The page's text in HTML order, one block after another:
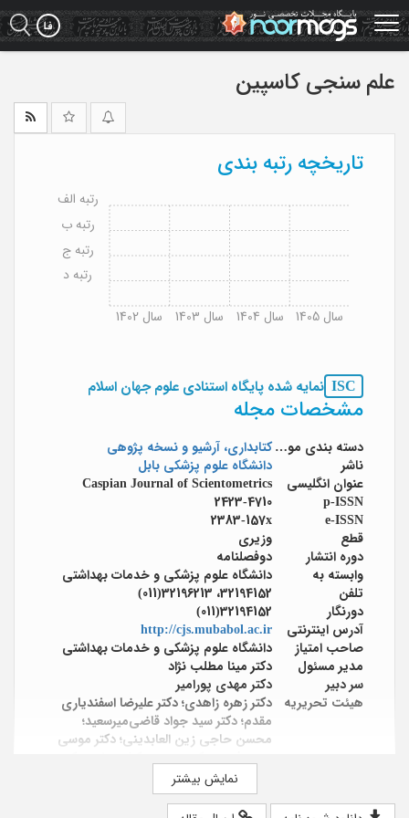
Skip
to
main
علم سنجی کاسپین
تاریخچه رتبه بندی
سال 1402 سال 1403 سال 1404 سال 1405
رتبه د
رتبه ج
رتبه ب
رتبه الف
ISC نمایه شده پایگاه استنادی علوم جهان اسلام
مشخصات مجله
دسته بندی موضوعیكتابداری، آرشیو و نسخه پژوهی
ناشر
دانشگاه علوم پزشکی بابل
عنوان انگلیسی
Caspian Journal of Scientometrics
p-ISSN
2423-4710
e-ISSN
2383-157x
قطع
وزیری
دوره انتشار
دوفصلنامه
وابسته به
دانشگاه علوم پزشکی و خدمات بهداشتی
تلفن
32194152، 32196213(011)
دورنگار
32194152(011)
آدرس اینترنتی
http://cjs.mubabol.ac.ir
صاحب امتیاز
دانشگاه علوم پزشکی و خدمات بهداشتی
مدیر مسئول
دکتر مینا مطلب نژاد
سر دبیر
دکتر مهدی پورامیر
هیئت تحریریه
دکتر زهره زاهدی؛ دکتر علیرضا اسفندیاری
مقدم؛ دکتر سید جواد قاضی‌میرسعید؛
محسن حاجی زین العابدینی؛ دکتر موسی
مهدی پورامیر؛ دکتر آرام تیرگر؛ دکتر مصطفی
جوانیان؛ دکتر محمدعلی جهانی تیجی؛ دکتر
پیام کبیری؛ دکتر علی حبیب زاده بیژنی؛
نمایش بیشتر